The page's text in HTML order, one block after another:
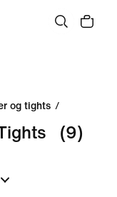
og tights /
(9)